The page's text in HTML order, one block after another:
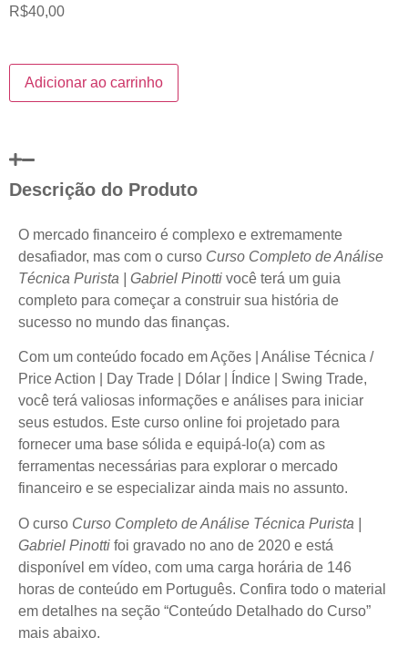
R$40,00
Adicionar ao carrinho
Descrição do Produto
O mercado financeiro é complexo e extremamente
desafiador, mas com o curso Curso Completo de Análise
Técnica Purista | Gabriel Pinotti você terá um guia
completo para começar a construir sua história de
sucesso no mundo das finanças.
Com um conteúdo focado em Ações | Análise Técnica /
Price Action | Day Trade | Dólar | Índice | Swing Trade,
você terá valiosas informações e análises para iniciar
seus estudos. Este curso online foi projetado para
fornecer uma base sólida e equipá-lo(a) com as
ferramentas necessárias para explorar o mercado
financeiro e se especializar ainda mais no assunto.
O curso Curso Completo de Análise Técnica Purista |
Gabriel Pinotti foi gravado no ano de 2020 e está
disponível em vídeo, com uma carga horária de 146
horas de conteúdo em Português. Confira todo o material
em detalhes na seção “Conteúdo Detalhado do Curso”
mais abaixo.